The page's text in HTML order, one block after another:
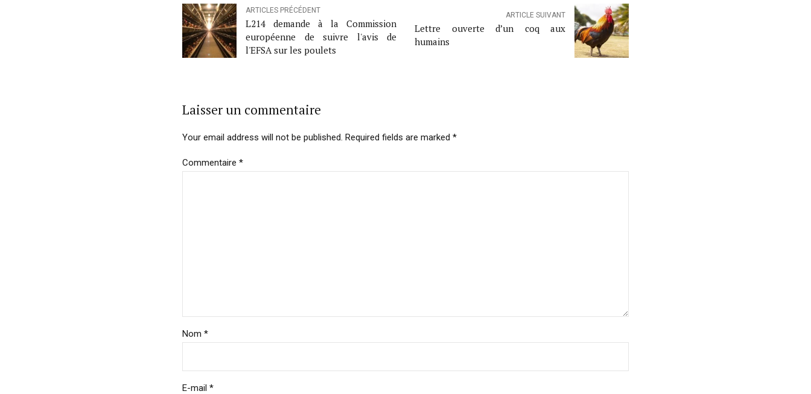
ARTICLES PRÉCÉDENT
L214 demande à la Commission
européenne de suivre l'avis de
l'EFSA sur les poulets
ARTICLE SUIVANT
Lettre ouverte d’un coq aux
humains
Laisser un commentaire
Your email address will not be published. Required fields are marked *
Commentaire *
Nom *
E-mail *